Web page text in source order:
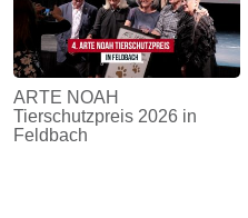
Sport
Info
Alltagsgeschichten
ARTE NOAH
Tierschutzpreis 2026 in
Feldbach